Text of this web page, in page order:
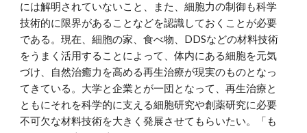
には解明されていないこと、また、細胞力の制御も科学
技術的に限界があることなどを認識しておくことが必要
である。現在、細胞の家、食べ物、DDSなどの材料技術
をうまく活用することによって、体内にある細胞を元気
づけ、自然治癒力を高める再生治療が現実のものとなっ
てきている。大学と企業とが一団となって、再生治療と
ともにそれを科学的に支える細胞研究や創薬研究に必要
不可欠な材料技術を大きく発展させてもらいたい。「も